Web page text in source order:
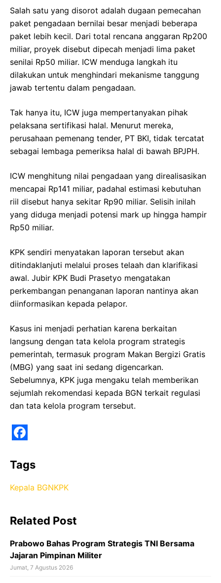
Salah satu yang disorot adalah dugaan pemecahan
paket pengadaan bernilai besar menjadi beberapa
paket lebih kecil. Dari total rencana anggaran Rp200
miliar, proyek disebut dipecah menjadi lima paket
senilai Rp50 miliar. ICW menduga langkah itu
dilakukan untuk menghindari mekanisme tanggung
jawab tertentu dalam pengadaan.
Tak hanya itu, ICW juga mempertanyakan pihak
pelaksana sertifikasi halal. Menurut mereka,
perusahaan pemenang tender, PT BKI, tidak tercatat
sebagai lembaga pemeriksa halal di bawah BPJPH.
ICW menghitung nilai pengadaan yang direalisasikan
mencapai Rp141 miliar, padahal estimasi kebutuhan
riil disebut hanya sekitar Rp90 miliar. Selisih inilah
yang diduga menjadi potensi mark up hingga hampir
Rp50 miliar.
KPK sendiri menyatakan laporan tersebut akan
ditindaklanjuti melalui proses telaah dan klarifikasi
awal. Jubir KPK Budi Prasetyo mengatakan
perkembangan penanganan laporan nantinya akan
diinformasikan kepada pelapor.
Kasus ini menjadi perhatian karena berkaitan
langsung dengan tata kelola program strategis
pemerintah, termasuk program Makan Bergizi Gratis
(MBG) yang saat ini sedang digencarkan.
Sebelumnya, KPK juga mengaku telah memberikan
sejumlah rekomendasi kepada BGN terkait regulasi
dan tata kelola program tersebut.
a
c
e
b
o
o
k
Tags
Kepala BGNKPK
Related Post
Prabowo Bahas Program Strategis TNI Bersama
Jajaran Pimpinan Militer
Jumat, 7 Agustus 2026